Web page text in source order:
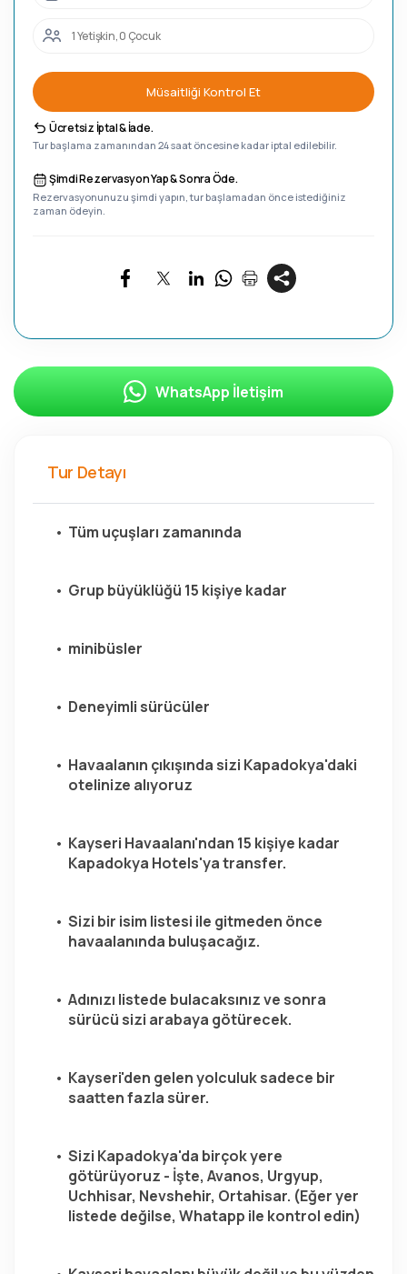
Tur Detayı
Tüm uçuşları zamanında
Grup büyüklüğü 15 kişiye kadar
minibüsler
Deneyimli sürücüler
Havaalanın çıkışında sizi Kapadokya'daki
otelinize alıyoruz
Kayseri Havaalanı'ndan 15 kişiye kadar
Kapadokya Hotels'ya transfer.
Sizi bir isim listesi ile gitmeden önce
havaalanında buluşacağız.
Adınızı listede bulacaksınız ve sonra
sürücü sizi arabaya götürecek.
Kayseri'den gelen yolculuk sadece bir
saatten fazla sürer.
Sizi Kapadokya'da birçok yere
götürüyoruz - İşte, Avanos, Urgyup,
Uchhisar, Nevshehir, Ortahisar. (Eğer yer
listede değilse, Whatapp ile kontrol edin)
1 Yetişkin, 0 Çocuk
Müsaitliği Kontrol Et
Ücretsiz İptal & İade.
Tur başlama zamanından 24 saat öncesine kadar iptal edilebilir.
Şimdi Rezervasyon Yap & Sonra Öde.
Rezervasyonunuzu şimdi yapın, tur başlamadan önce istediğiniz
zaman ödeyin.
WhatsApp İletişim